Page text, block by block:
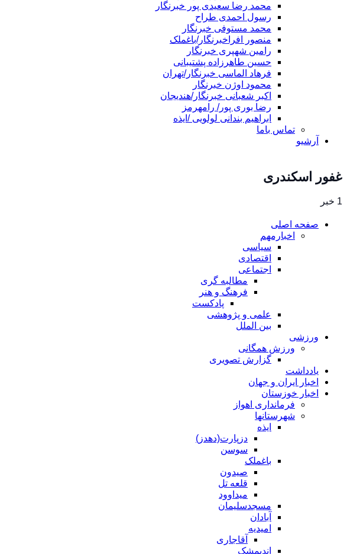
محمد رضا سعیدی پور خبرنگار
رسول احمدی طراح
محمد مستوفی خبرنگار
منصور افراخبرنگار/باغملک
رامین شهپری خبرنگار
حسین طاهرزاده پشتیبانی
فرهاد الماسی خبرنگار/تهران
محمود اوژن خبرنگار
اکبر شعبانی خبرنگار/هندیجان
رضا بوری پور/ رامهرمز
ابراهیم بندانی لولویی /ایذه
تماس باما
آرشیو
غفور اسکندری
1 خبر
صفحه اصلی
اخبارمهم
سیاسی
اقتصادی
اجتماعی
مطالبه گری
فرهنگ و هنر
پادکست
علمی و پژوهشی
بین الملل
ورزشی
ورزش همگانی
گزارش تصویری
یادداشت
اخبار ایران و جهان
اخبار خوزستان
فرمانداری اهواز
شهرستانها
ایذه
دزپارت(دهدز)
سوسن
باغملک
صیدون
قلعه تل
میداوود
مسجدسلیمان
آبادان
امیدیه
آقاجاری
اندیمشک